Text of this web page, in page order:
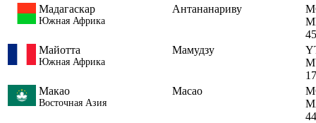
Мадагаскар
Южная Африка
Антананариву
Майотта
Южная Африка
Мамудзу
Макао
Восточная Азия
Macao